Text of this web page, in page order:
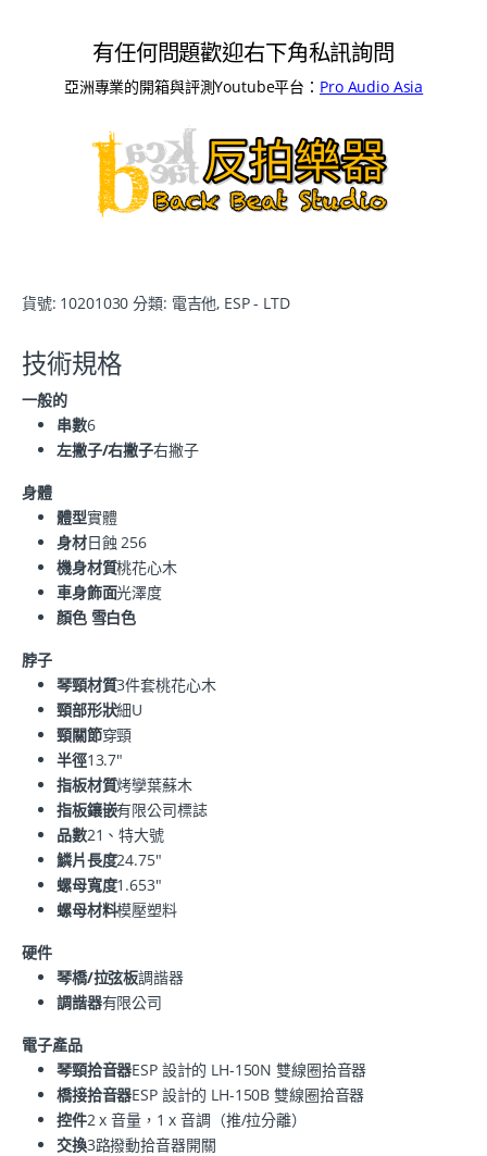
有任何問題歡迎右下角私訊詢問
亞洲專業的開箱與評測Youtube平台： Pro Audio Asia
貨號: 10201030 分類: 電吉他, ESP - LTD
技術規格
一般的
串數6
左撇子/右撇子右撇子
身體
體型實體
身材日蝕 256
機身材質桃花心木
車身飾面光澤度
顏色 雪白色
脖子
琴頸材質3件套桃花心木
頸部形狀細U
頸關節穿頸
半徑13.7"
指板材質烤孿葉蘇木
指板鑲嵌有限公司標誌
品數21、特大號
鱗片長度24.75"
螺母寬度1.653"
螺母材料模壓塑料
硬件
琴橋/拉弦板調諧器
調諧器有限公司
電子產品
琴頸拾音器ESP 設計的 LH-150N 雙線圈拾音器
橋接拾音器ESP 設計的 LH-150B 雙線圈拾音器
控件2 x 音量，1 x 音調（推/拉分離）
交換3路撥動拾音器開關